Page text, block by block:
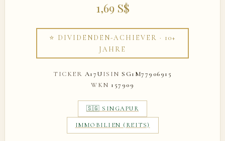
1,69 S$
⭐ DIVIDENDEN-ACHIEVER · 10+
JAHRE
TICKER A17UISIN SG1M77906915
WKN 157909
🇸🇬 SINGAPUR
IMMOBILIEN (REITS)